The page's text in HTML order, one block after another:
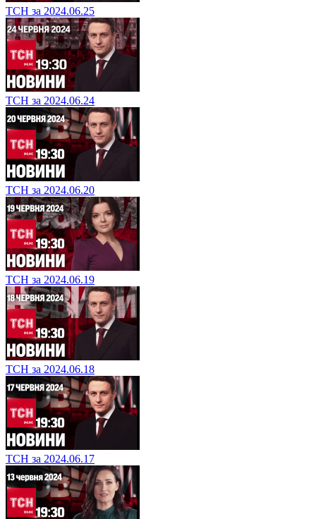
ТСН за 2024.06.25
ТСН за 2024.06.24
ТСН за 2024.06.20
ТСН за 2024.06.19
ТСН за 2024.06.18
ТСН за 2024.06.17